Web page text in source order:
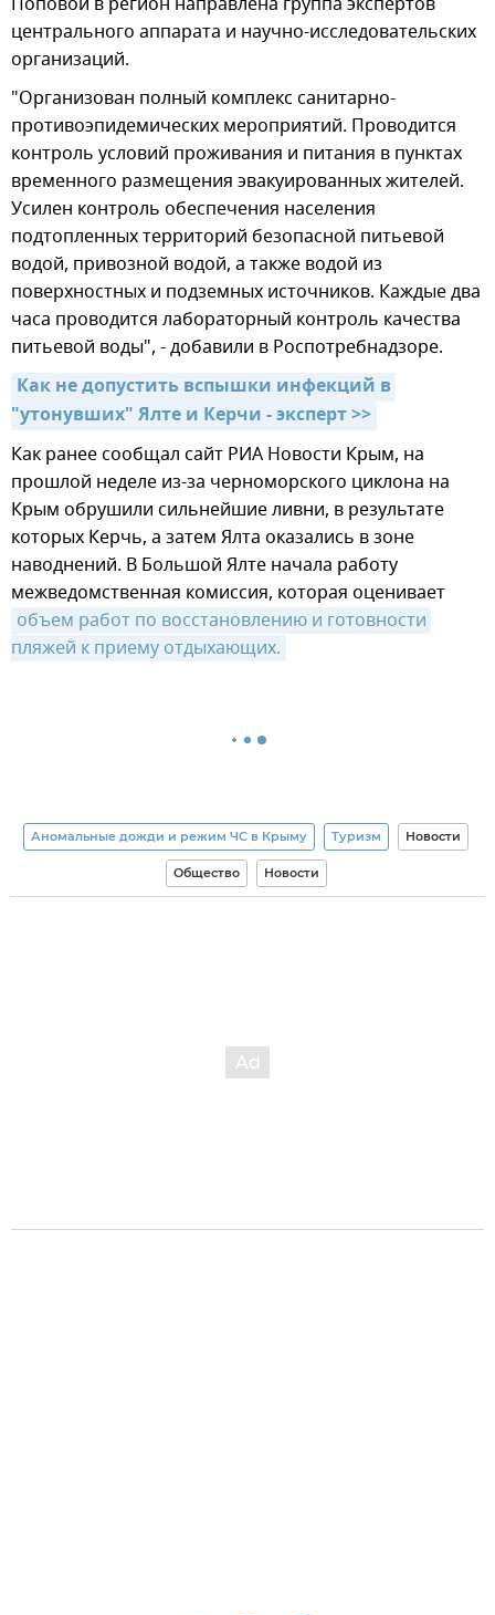
центрального аппарата и научно-исследовательских
организаций.
"Организован полный комплекс санитарно-
противоэпидемических мероприятий. Проводится
контроль условий проживания и питания в пунктах
временного размещения эвакуированных жителей.
Усилен контроль обеспечения населения
подтопленных территорий безопасной питьевой
водой, привозной водой, а также водой из
поверхностных и подземных источников. Каждые два
часа проводится лабораторный контроль качества
питьевой воды", - добавили в Роспотребнадзоре.
Как не допустить вспышки инфекций в
"утонувших" Ялте и Керчи - эксперт >>
Как ранее сообщал сайт РИА Новости Крым, на
прошлой неделе из-за черноморского циклона на
Крым обрушили сильнейшие ливни, в результате
которых Керчь, а затем Ялта оказались в зоне
наводнений. В Большой Ялте начала работу
межведомственная комиссия, которая оценивает
объем работ по восстановлению и готовности
пляжей к приему отдыхающих.
Аномальные дожди и режим ЧС в Крыму Туризм Новости
Общество Новости